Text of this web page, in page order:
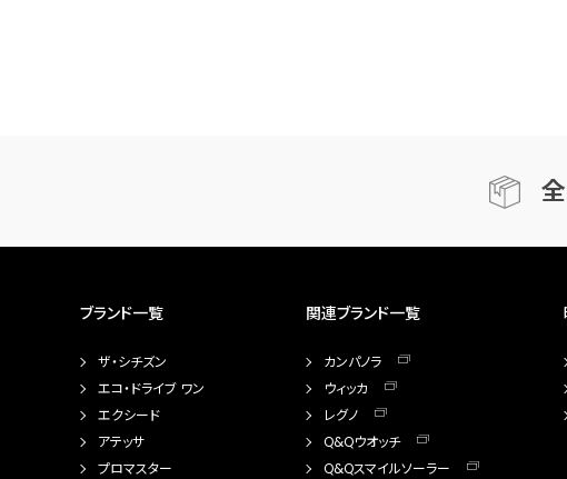
ブランド一覧
ザ・シチズン
エコ・ドライブ ワン
エクシード
アテッサ
プロマスター
関連ブランド一覧
カンパノラ
ウィッカ
レグノ
Q&Qウオッチ
Q&Qスマイルソーラー